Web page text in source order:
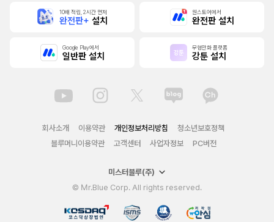
10배 적립, 2시간 먼저
완전판+ 설치
원스토어에서
완전판 설치
Google Play에서
일반판 설치
무협만화 플랫폼
강툰 설치
회사소개 이용약관 개인정보처리방침
청소년보호정책
블루머니이용약관
고객센터 사업자정보 PC버전
미스터블루(주)
© Mr.Blue Corp. All rights reserved.